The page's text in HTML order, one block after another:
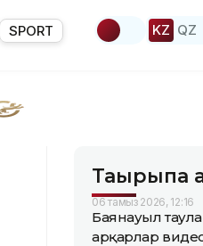
SPORT KZ QZ
Тақырыпқа
06 тамыз 2026, 12:16
Баянауыл
арқарлар